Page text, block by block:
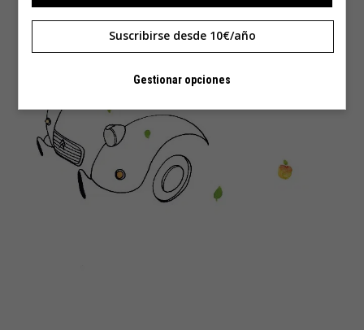
Suscribirse desde 10€/año
Gestionar opciones